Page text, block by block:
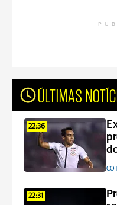
ÚLTIMAS
22:36
22:31